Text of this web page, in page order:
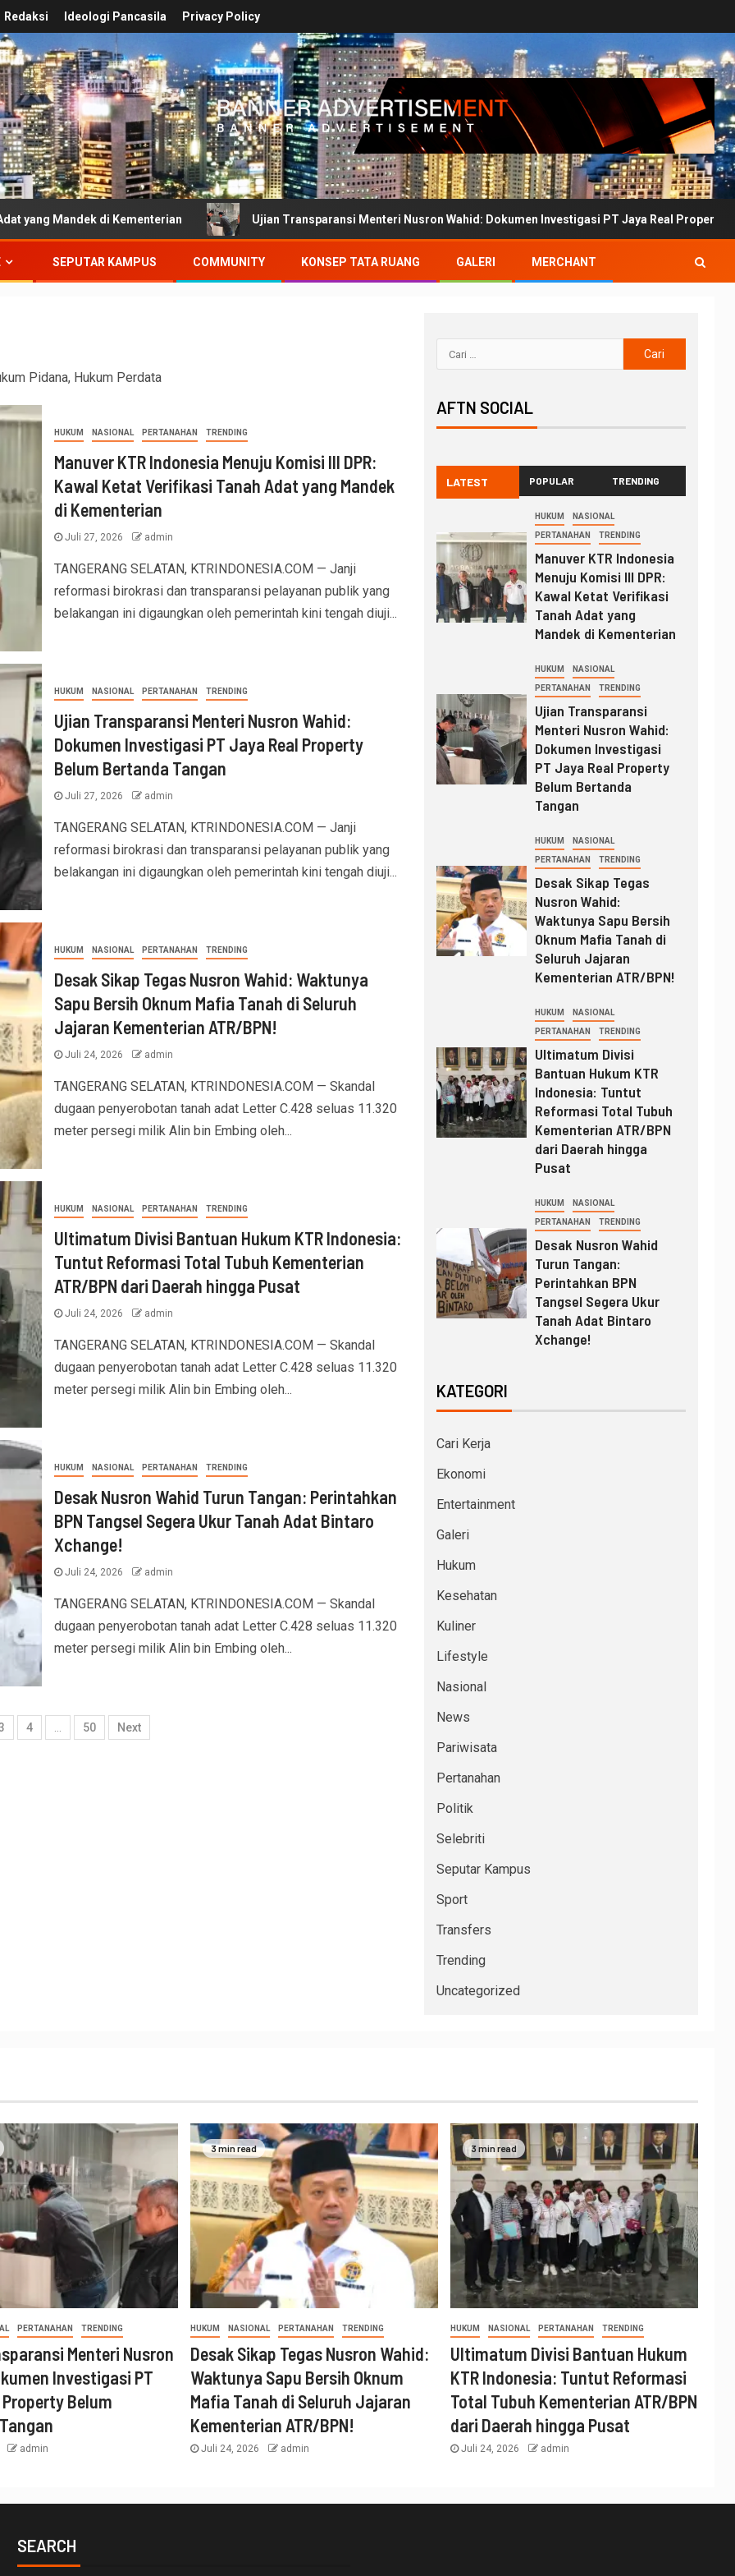
Redaksi Ideologi Pancasila Privacy Policy
di Kementerian Ujian Transparansi Menteri Nusron Wahid: Dokumen Investigasi PT Jaya Real Property Belum
SEPUTAR KAMPUS COMMUNITY KONSEP TATA RUANG GALERI MERCHANT
Pidana, Hukum Perdata
HUKUM NASIONAL PERTANAHAN TRENDING
Manuver KTR Indonesia Menuju Komisi III DPR:
Kawal Ketat Verifikasi Tanah Adat yang Mandek
di Kementerian
Juli 27, 2026 admin
TANGERANG SELATAN, KTRINDONESIA.COM — Janji
reformasi birokrasi dan transparansi pelayanan publik yang
belakangan ini digaungkan oleh pemerintah kini tengah diuji...
HUKUM NASIONAL PERTANAHAN TRENDING
Ujian Transparansi Menteri Nusron Wahid:
Dokumen Investigasi PT Jaya Real Property
Belum Bertanda Tangan
Juli 27, 2026 admin
TANGERANG SELATAN, KTRINDONESIA.COM — Janji
reformasi birokrasi dan transparansi pelayanan publik yang
belakangan ini digaungkan oleh pemerintah kini tengah diuji...
HUKUM NASIONAL PERTANAHAN TRENDING
Desak Sikap Tegas Nusron Wahid: Waktunya
Sapu Bersih Oknum Mafia Tanah di Seluruh
Jajaran Kementerian ATR/BPN!
Juli 24, 2026 admin
TANGERANG SELATAN, KTRINDONESIA.COM — Skandal
dugaan penyerobotan tanah adat Letter C.428 seluas 11.320
meter persegi milik Alin bin Embing oleh...
HUKUM NASIONAL PERTANAHAN TRENDING
Ultimatum Divisi Bantuan Hukum KTR Indonesia:
Tuntut Reformasi Total Tubuh Kementerian
ATR/BPN dari Daerah hingga Pusat
Juli 24, 2026 admin
TANGERANG SELATAN, KTRINDONESIA.COM — Skandal
dugaan penyerobotan tanah adat Letter C.428 seluas 11.320
meter persegi milik Alin bin Embing oleh...
HUKUM NASIONAL PERTANAHAN TRENDING
Desak Nusron Wahid Turun Tangan: Perintahkan
BPN Tangsel Segera Ukur Tanah Adat Bintaro
Xchange!
Juli 24, 2026 admin
TANGERANG SELATAN, KTRINDONESIA.COM — Skandal
dugaan penyerobotan tanah adat Letter C.428 seluas 11.320
meter persegi milik Alin bin Embing oleh...
4 50 Next
AFTN SOCIAL
LATEST POPULAR TRENDING
HUKUM NASIONAL
PERTANAHAN TRENDING
Manuver KTR Indonesia
Menuju Komisi III DPR:
Kawal Ketat Verifikasi
Tanah Adat yang
Mandek di Kementerian
HUKUM NASIONAL
PERTANAHAN TRENDING
Ujian Transparansi
Menteri Nusron Wahid:
Dokumen Investigasi
PT Jaya Real Property
Belum Bertanda
Tangan
HUKUM NASIONAL
PERTANAHAN TRENDING
Desak Sikap Tegas
Nusron Wahid:
Waktunya Sapu Bersih
Oknum Mafia Tanah di
Seluruh Jajaran
Kementerian ATR/BPN!
HUKUM NASIONAL
PERTANAHAN TRENDING
Ultimatum Divisi
Bantuan Hukum KTR
Indonesia: Tuntut
Reformasi Total Tubuh
Kementerian ATR/BPN
dari Daerah hingga
Pusat
HUKUM NASIONAL
PERTANAHAN TRENDING
Desak Nusron Wahid
Turun Tangan:
Perintahkan BPN
Tangsel Segera Ukur
Tanah Adat Bintaro
Xchange!
KATEGORI
Cari Kerja
Ekonomi
Entertainment
Galeri
Hukum
Kesehatan
Kuliner
Lifestyle
Nasional
News
Pariwisata
Pertanahan
Politik
Selebriti
Seputar Kampus
Sport
Transfers
Trending
Uncategorized
PERTANAHAN TRENDING
Menteri Nusron
Investigasi PT
Belum
admin
3 min read
HUKUM NASIONAL PERTANAHAN TRENDING
Desak Sikap Tegas Nusron Wahid:
Waktunya Sapu Bersih Oknum
Mafia Tanah di Seluruh Jajaran
Kementerian ATR/BPN!
Juli 24, 2026 admin
3 min read
HUKUM NASIONAL PERTANAHAN TRENDING
Ultimatum Divisi Bantuan Hukum
KTR Indonesia: Tuntut Reformasi
Total Tubuh Kementerian ATR/BPN
dari Daerah hingga Pusat
Juli 24, 2026 admin
SEARCH